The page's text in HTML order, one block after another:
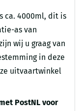
ca. 4000ml, dit is
as van
wij u graag van
in deze
uitvaartwinkel
PostNL voor